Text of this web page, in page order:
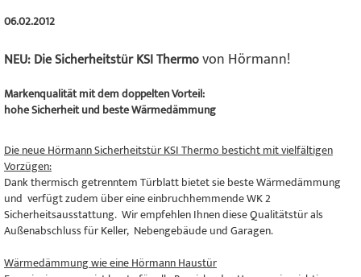
06.02.2012
NEU: Die Sicherheitstür KSI Thermovon Hörmann!
Markenqualität mit dem doppelten Vorteil:
hohe Sicherheit und beste Wärmedämmung
Die neue Hörmann Sicherheitstür KSI Thermo besticht mit vielfältigen
Vorzügen:
Dank thermisch getrenntem Türblatt bietet sie beste Wärmedämmung
und verfügt zudem über eine einbruchhemmende WK 2
Sicherheitsausstattung. Wir empfehlen Ihnen diese Qualitätstür als
Außenabschluss für Keller, Nebengebäude und Garagen.
Wärmedämmung wie eine Hörmann Haustür